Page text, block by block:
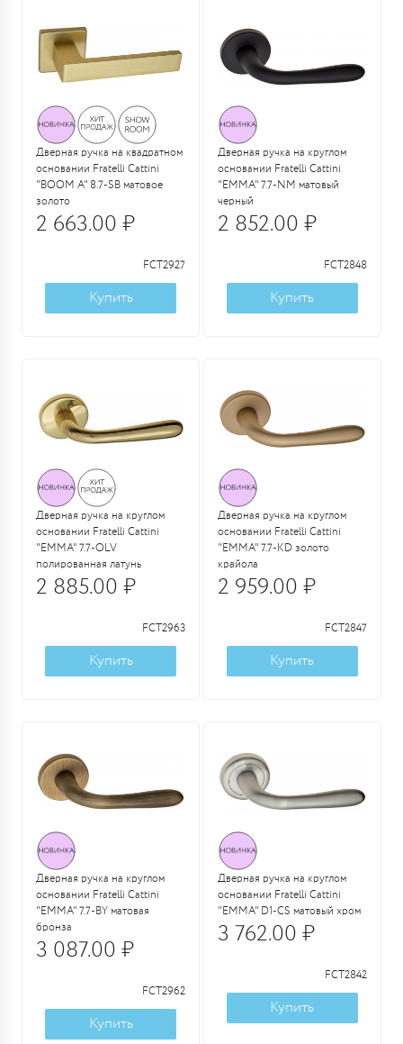
Дверная ручка на квадратном
основании Fratelli Cattini
"BOOM A" 8.7-SB матовое
золото
2 663.00 ₽
FCT2927
Купить
Дверная ручка на круглом
основании Fratelli Cattini
"EMMA" 7.7-NM матовый
черный
2 852.00 ₽
FCT2848
Купить
Дверная ручка на круглом
основании Fratelli Cattini
"EMMA" 7.7-OLV
полированная латунь
2 885.00 ₽
FCT2963
Купить
Дверная ручка на круглом
основании Fratelli Cattini
"EMMA" 7.7-KD золото
крайола
2 959.00 ₽
FCT2847
Купить
Дверная ручка на круглом
основании Fratelli Cattini
"EMMA" 7.7-BY матовая
бронза
3 087.00 ₽
FCT2962
Купить
Дверная ручка на круглом
основании Fratelli Cattini
"EMMA" D1-CS матовый хром
3 762.00 ₽
FCT2842
Купить